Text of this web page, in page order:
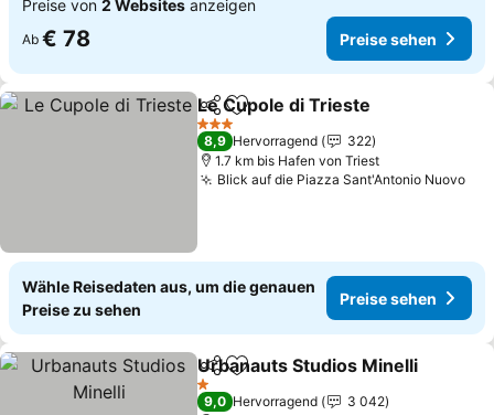
Preise von 2 Websites anzeigen
Ab € 78 Preise sehen
TeilenZu Favoriten hinzufügen
Le Cupole di Trieste
3 Sterne
8,9 Hervorragend
322
1.7 km bis Hafen von Triest
Blick auf die Piazza Sant'Antonio Nuovo
Wähle Reisedaten aus, um die genauen
Preise zu sehen
Preise sehen
TeilenZu Favoriten hinzufügen
Urbanauts Studios Minelli
1 Sterne
9,0 Hervorragend
3 042